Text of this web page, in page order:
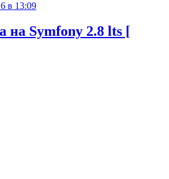
в 13:09
на Symfony 2.8 lts [